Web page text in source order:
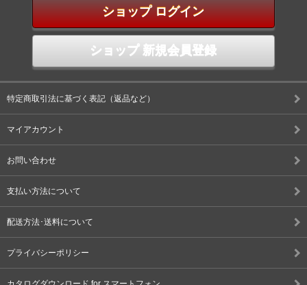
ショップ ログイン
ショップ 新規会員登録
特定商取引法に基づく表記（返品など）
マイアカウント
お問い合わせ
支払い方法について
配送方法･送料について
プライバシーポリシー